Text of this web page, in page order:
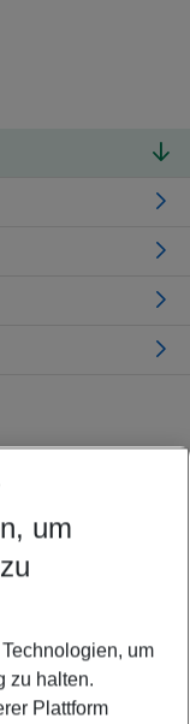
um
um
zu halten.
Plattform